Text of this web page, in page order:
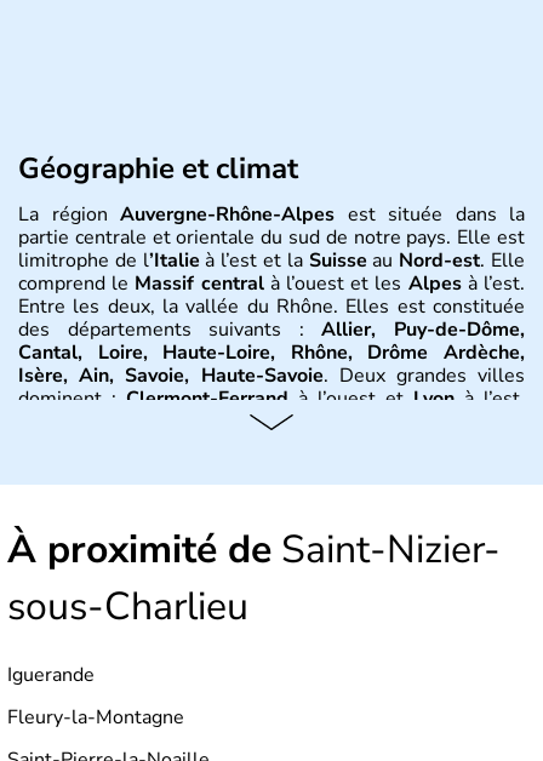
Géographie et climat
La région Auvergne-Rhône-Alpes est située dans la
partie centrale et orientale du sud de notre pays. Elle est
limitrophe de l’Italie à l’est et la Suisse au Nord-est. Elle
comprend le Massif centralà l’ouest et les Alpesà l’est.
Entre les deux, la vallée du Rhône. Elles est constituée
des départements suivants :Allier, Puy-de-Dôme,
Cantal, Loire, Haute-Loire, Rhône, Drôme Ardèche,
Isère, Ain, Savoie, Haute-Savoie. Deux grandes villes
dominent : Clermont-Ferrand à l’ouest et Lyon à l’est.
D’autres villes ont une réelle importance dans la région
exemple. La région est bordée au Nord-Est par le climat
Sud-Est par le climat méditerranéen.
Histoire et administration
lors de la
avant J.-C. On trouve de nombreux vestiges dans la
région, dont 200 km d’aqueducs, ou encore les
À proximité de Saint-Nizier-
sous-Charlieu
Iguerande
Fleury-la-Montagne